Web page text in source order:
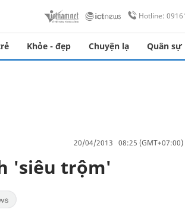
Hotline:
Khỏe - đẹp Chuyện lạ Quân sự
20/04/2013 08:25 (GMT+07:00)
'siêu trộm'